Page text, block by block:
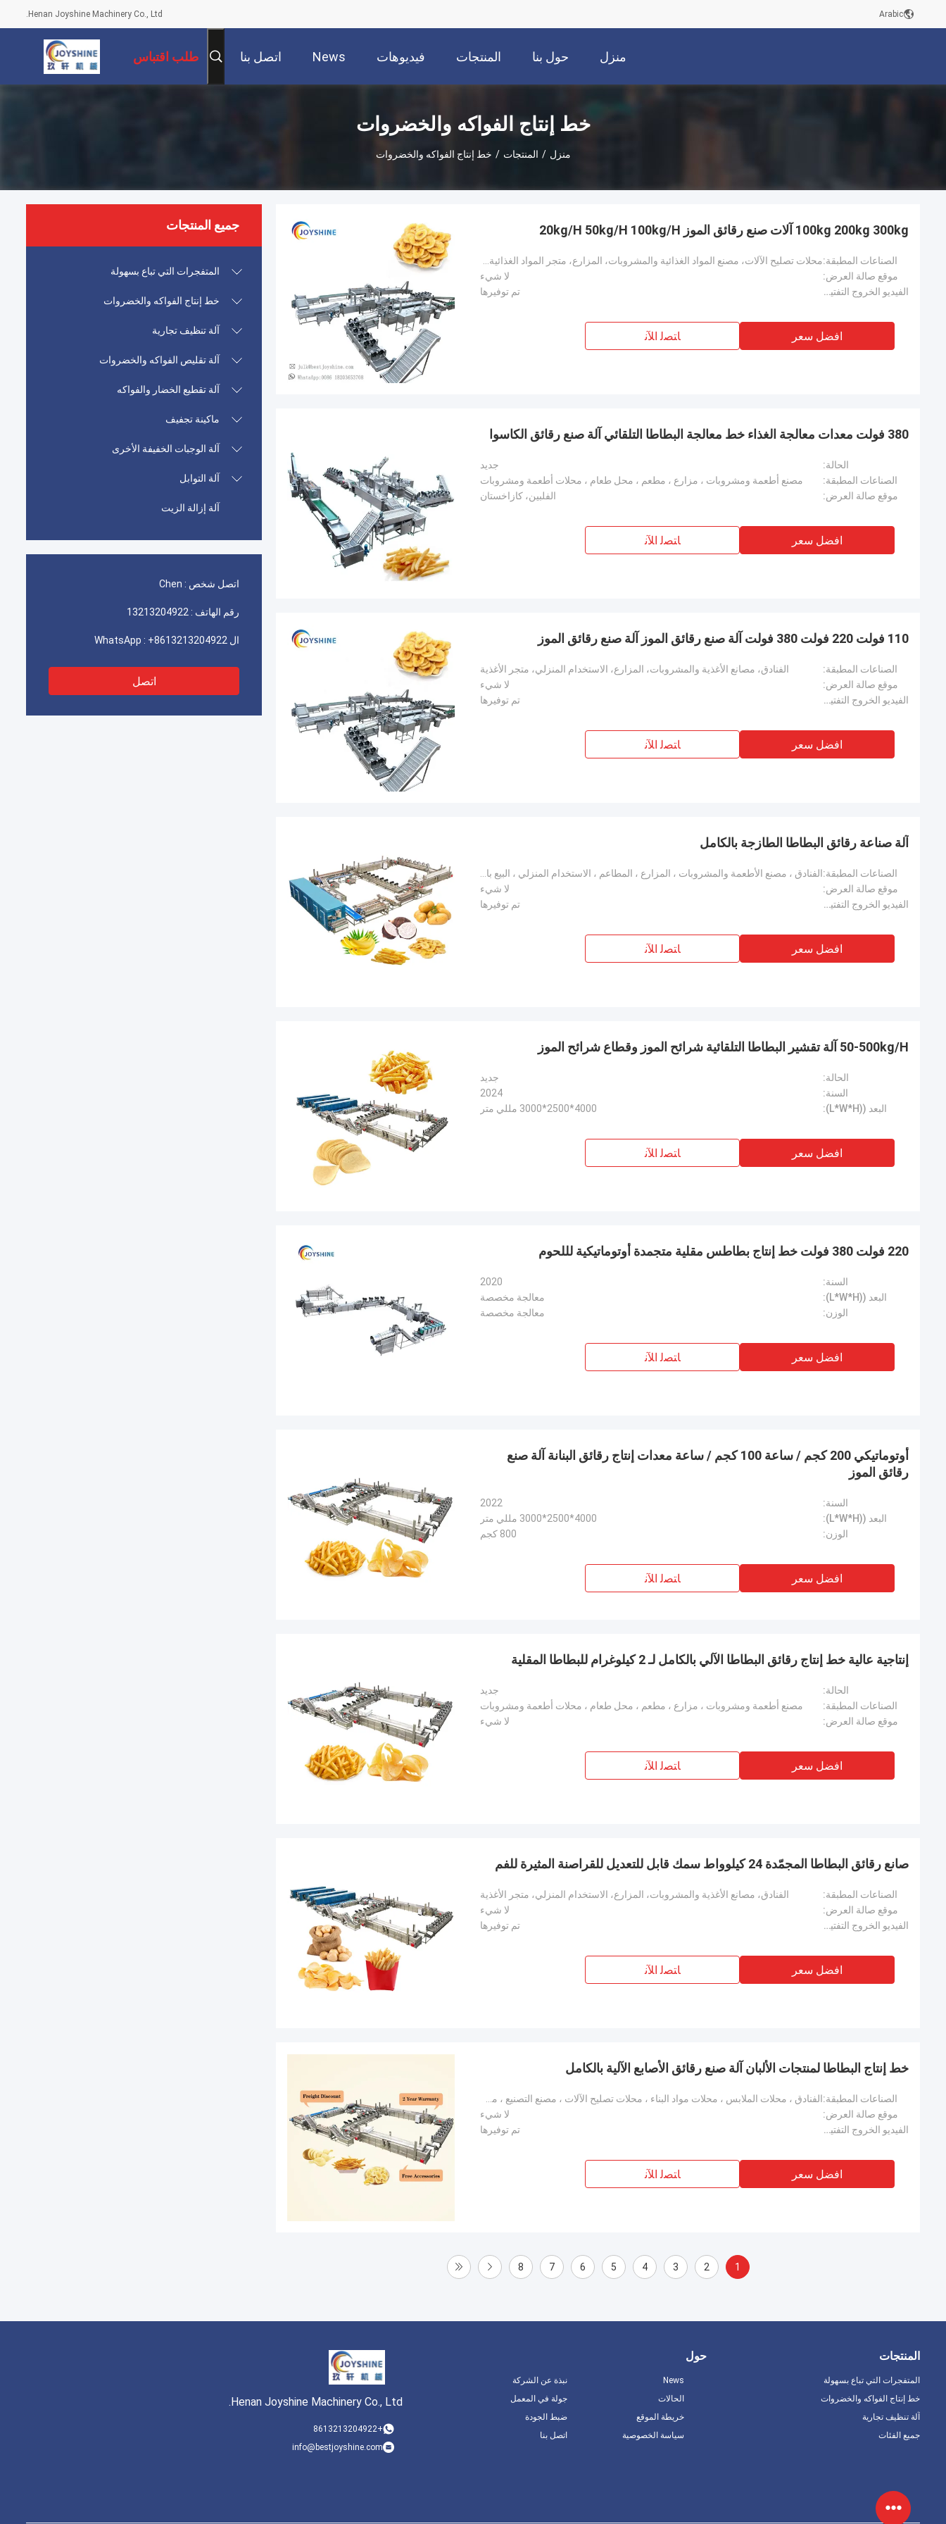
Henan Joyshine Machinery Co., Ltd. Arabic
منزل حول بنا المنتجات فيديوهات News اتصل بنا طلب اقتباس
خط إنتاج الفواكه والخضروات
منزل / المنتجات / خط إنتاج الفواكه والخضروات
جميع المنتجات
المتفجرات التي تباع بسهولة
خط إنتاج الفواكه والخضروات
آلة تنظيف تجارية
آلة تقليص الفواكه والخضروات
آلة تقطيع الخضار والفواكه
ماكينة تجفيف
آلة الوجبات الخفيفة الأخرى
آلة التوابل
آلة إزالة الزيت
اتصل شخص : Chen
رقم الهاتف : 13213204922
ال WhatsApp : +8613213204922
اتصل
100kg 200kg 300kg آلات صنع رقائق الموز 20kg/H 50kg/H 100kg/H
الصناعات المطبقة:
موقع صالة العرض:
لا شيء
الفيديو الخروج التفتيش:
تم توفيرها
افضل سعر ﺎﺘﺼﻟ ﺍﻶﻧ
380 فولت معدات معالجة الغذاء خط معالجة البطاطا التلقائي آلة صنع رقائق الكاسوا
الحالة:
جديد
الصناعات المطبقة:
مصنع أطعمة ومشروبات ، مزارع ، مطعم ، محل طعام ، محلات أطعمة ومشروبات
موقع صالة العرض:
الفلبين، كازاخستان
افضل سعر ﺎﺘﺼﻟ ﺍﻶﻧ
110 فولت 220 فولت 380 فولت آلة صنع رقائق الموز آلة صنع رقائق الموز
الصناعات المطبقة:
الفنادق، مصانع الأغذية والمشروبات، المزارع، الاستخدام المنزلي، متجر الأغذية
موقع صالة العرض:
لا شيء
الفيديو الخروج التفتيش:
تم توفيرها
افضل سعر ﺎﺘﺼﻟ ﺍﻶﻧ
آلة صناعة رقائق البطاطا الطازجة بالكامل
الصناعات المطبقة:
موقع صالة العرض:
لا شيء
الفيديو الخروج التفتيش:
تم توفيرها
افضل سعر ﺎﺘﺼﻟ ﺍﻶﻧ
50-500kg/H آلة تقشير البطاطا التلقائية شرائح الموز وقطاع شرائح الموز
الحالة:
جديد
السنة:
2024
البعد ((L*W*H):
4000*2500*3000 مللي متر
افضل سعر ﺎﺘﺼﻟ ﺍﻶﻧ
220 فولت 380 فولت خط إنتاج بطاطس مقلية متجمدة أوتوماتيكية لللحوم
السنة:
2020
البعد ((L*W*H):
معالجة مخصصة
الوزن:
معالجة مخصصة
افضل سعر ﺎﺘﺼﻟ ﺍﻶﻧ
أوتوماتيكي 200 كجم / ساعة 100 كجم / ساعة معدات إنتاج رقائق البنانة آلة صنع
رقائق الموز
السنة:
2022
البعد ((L*W*H):
4000*2500*3000 مللي متر
الوزن:
800 كجم
افضل سعر ﺎﺘﺼﻟ ﺍﻶﻧ
إنتاجية عالية خط إنتاج رقائق البطاطا الآلي بالكامل لـ 2 كيلوغرام للبطاطا المقلية
الحالة:
جديد
الصناعات المطبقة:
مصنع أطعمة ومشروبات ، مزارع ، مطعم ، محل طعام ، محلات أطعمة ومشروبات
موقع صالة العرض:
لا شيء
افضل سعر ﺎﺘﺼﻟ ﺍﻶﻧ
صانع رقائق البطاطا المجمّدة 24 كيلوواط سمك قابل للتعديل للقراصنة المثيرة للفم
الصناعات المطبقة:
الفنادق، مصانع الأغذية والمشروبات، المزارع، الاستخدام المنزلي، متجر الأغذية
موقع صالة العرض:
لا شيء
الفيديو الخروج التفتيش:
تم توفيرها
افضل سعر ﺎﺘﺼﻟ ﺍﻶﻧ
خط إنتاج البطاطا لمنتجات الألبان آلة صنع رقائق الأصابع الآلية بالكامل
الصناعات المطبقة:
موقع صالة العرض:
لا شيء
الفيديو الخروج التفتيش:
تم توفيرها
افضل سعر ﺎﺘﺼﻟ ﺍﻶﻧ
1
2
3
4
5
6
7
8
Henan Joyshine Machinery Co., Ltd.
+8613213204922
info@bestjoyshine.com
حول
نبذة عن الشركة
جولة في المعمل
ضبط الجودة
اتصل بنا
News
الحالات
خريطة الموقع
سياسة الخصوصية
المنتجات
المتفجرات التي تباع بسهولة
خط إنتاج الفواكه والخضروات
آلة تنظيف تجارية
جميع الفئات